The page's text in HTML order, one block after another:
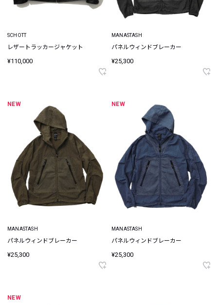
SCHOTT
レザートラッカージャケット
¥110,000
MANASTASH
パネルウィンドブレーカー
¥25,300
NEW
MANASTASH
パネルウィンドブレーカー
¥25,300
NEW
MANASTASH
パネルウィンドブレーカー
¥25,300
NEW